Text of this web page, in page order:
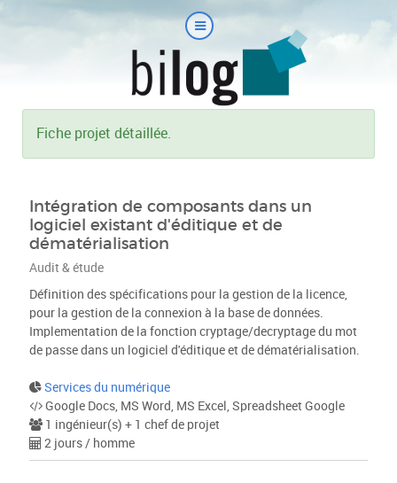
Fiche projet détaillée.
Intégration de composants dans un
logiciel existant d'éditique et de
dématérialisation
Audit & étude
Définition des spécifications pour la gestion de la licence,
pour la gestion de la connexion à la base de données.
Implementation de la fonction cryptage/decryptage du mot
de passe dans un logiciel d'éditique et de dématérialisation.
Services du numérique
Google Docs, MS Word, MS Excel, Spreadsheet Google
1 ingénieur(s) + 1 chef de projet
2 jours / homme